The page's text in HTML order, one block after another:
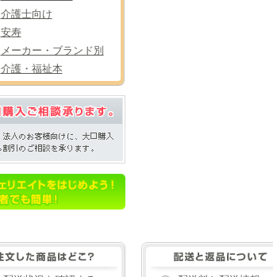
介護士向け
安寿
メーカー・ブランド別
介護・福祉本